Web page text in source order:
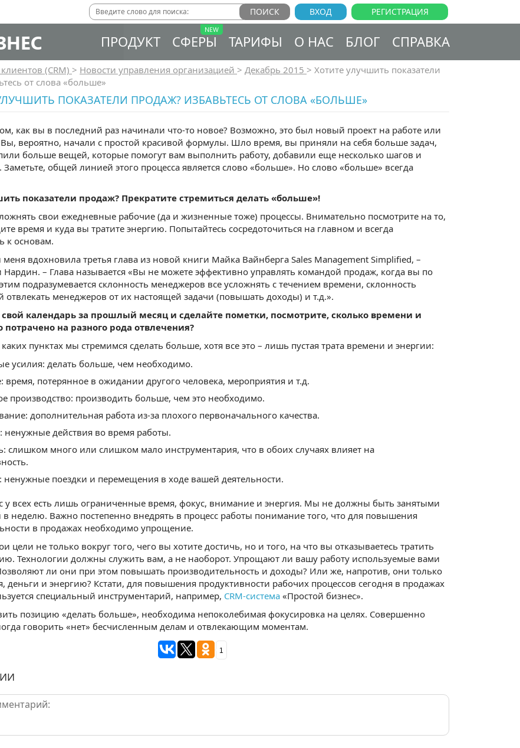
РЕГИСТРАЦИЯ
ВХОД
ПРОДУКТ СФЕРЫ ТАРИФЫ О НАС БЛОГ СПРАВКА
(CRM) > Новости управления организацией > Декабрь 2015 > Хотите улучшить показатели
от слова «больше»
ПОКАЗАТЕЛИ ПРОДАЖ? ИЗБАВЬТЕСЬ ОТ СЛОВА «БОЛЬШЕ»
как вы в последний раз начинали что-то новое? Возможно, это был новый проект на работе или
Вы, вероятно, начали с простой красивой формулы. Шло время, вы приняли на себя больше задач,
больше вещей, которые помогут вам выполнить работу, добавили еще несколько шагов и
общей линией этого процесса является слово «больше». Но слово «больше» всегда
показатели продаж? Прекратите стремиться делать «больше»!
свои ежедневные рабочие (да и жизненные тоже) процессы. Внимательно посмотрите на то,
время и куда вы тратите энергию. Попытайтесь сосредоточиться на главном и всегда
к основам.
вдохновила третья глава из новой книги Майка Вайнберга Sales Management Simplified, –
Нардин. – Глава называется «Вы не можете эффективно управлять командой продаж, когда вы по
подразумевается склонность менеджеров все усложнять с течением времени, склонность
отвлекать менеджеров от их настоящей задачи (повышать доходы) и т.д.».
свой календарь за прошлый месяц и сделайте пометки, посмотрите, сколько времени и
на разного рода отвлечения?
пунктах мы стремимся сделать больше, хотя все это – лишь пустая трата времени и энергии:
усилия: делать больше, чем необходимо.
потерянное в ожидании другого человека, мероприятия и т.д.
производство: производить больше, чем это необходимо.
дополнительная работа из-за плохого первоначального качества.
ненужные действия во время работы.
слишком много или слишком мало инструментария, что в обоих случаях влияет на
ненужные поездки и перемещения в ходе вашей деятельности.
у всех есть лишь ограниченные время, фокус, внимание и энергия. Мы не должны быть занятыми
в неделю. Важно постепенно внедрять в процесс работы понимание того, что для повышения
в продажах необходимо упрощение.
цели не только вокруг того, чего вы хотите достичь, но и того, на что вы отказываетесь тратить
Технологии должны служить вам, а не наоборот. Упрощают ли вашу работу используемые вами
ли они при этом повышать производительность и доходы? Или же, напротив, они только
деньги и энергию? Кстати, для повышения продуктивности рабочих процессов сегодня в продажах
специальный инструментарий, например, CRM-система «Простой бизнес».
позицию «делать больше», необходима непоколебимая фокусировка на целях. Совершенно
говорить «нет» бесчисленным делам и отвлекающим моментам.
1